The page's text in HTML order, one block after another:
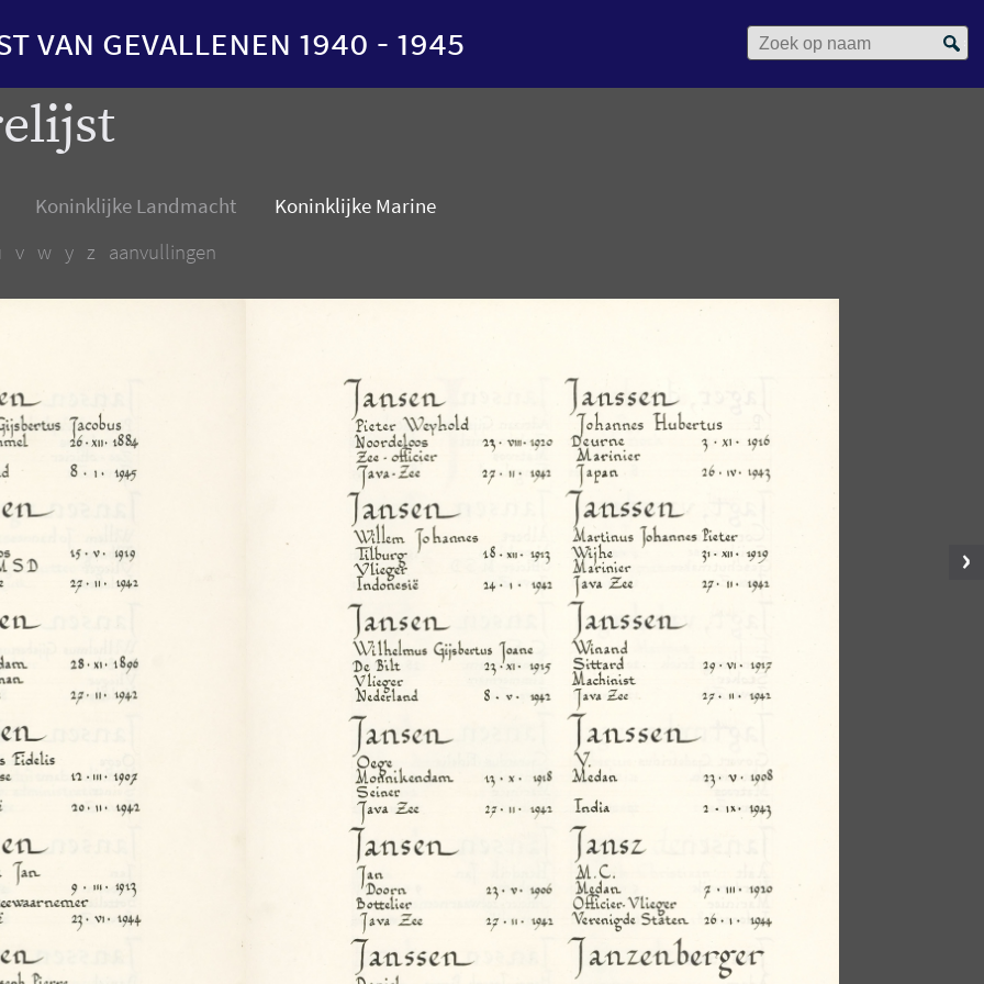
van gevallenen 1940 - 1945
Koninklijke Landmacht
Koninklijke Marine
v w y z aanvullingen